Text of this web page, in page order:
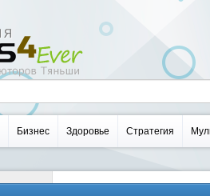
Бизнес Здоровье Стратегия